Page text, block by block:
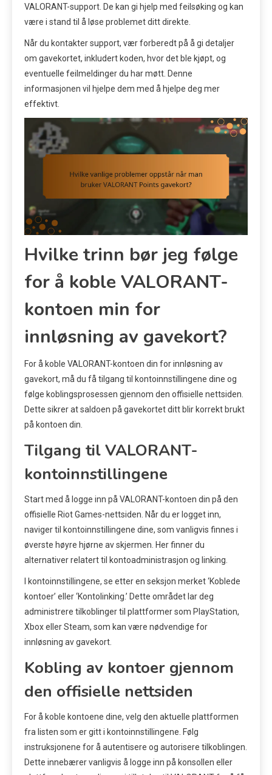
VALORANT-support. De kan gi hjelp med feilsøking og kan
være i stand til å løse problemet ditt direkte.
Når du kontakter support, vær forberedt på å gi detaljer
om gavekortet, inkludert koden, hvor det ble kjøpt, og
eventuelle feilmeldinger du har møtt. Denne
informasjonen vil hjelpe dem med å hjelpe deg mer
effektivt.
Hvilke trinn bør jeg følge
for å koble VALORANT-
kontoen min for
innløsning av gavekort?
For å koble VALORANT-kontoen din for innløsning av
gavekort, må du få tilgang til kontoinnstillingene dine og
følge koblingsprosessen gjennom den offisielle nettsiden.
Dette sikrer at saldoen på gavekortet ditt blir korrekt brukt
på kontoen din.
Tilgang til VALORANT-
kontoinnstillingene
Start med å logge inn på VALORANT-kontoen din på den
offisielle Riot Games-nettsiden. Når du er logget inn,
naviger til kontoinnstillingene dine, som vanligvis finnes i
øverste høyre hjørne av skjermen. Her finner du
alternativer relatert til kontoadministrasjon og linking.
I kontoinnstillingene, se etter en seksjon merket ‘Koblede
kontoer’ eller ‘Kontolinking.’ Dette området lar deg
administrere tilkoblinger til plattformer som PlayStation,
Xbox eller Steam, som kan være nødvendige for
innløsning av gavekort.
Kobling av kontoer gjennom
den offisielle nettsiden
For å koble kontoene dine, velg den aktuelle plattformen
fra listen som er gitt i kontoinnstillingene. Følg
instruksjonene for å autentisere og autorisere tilkoblingen.
Dette innebærer vanligvis å logge inn på konsollen eller